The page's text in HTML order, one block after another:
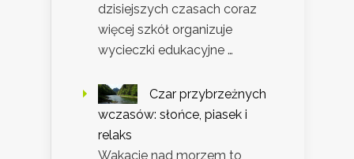
dzisiejszych czasach coraz
więcej szkół organizuje
wycieczki edukacyjne …
Czar przybrzeżnych
wczasów: słońce, piasek i
relaks
Wakacje nad morzem to